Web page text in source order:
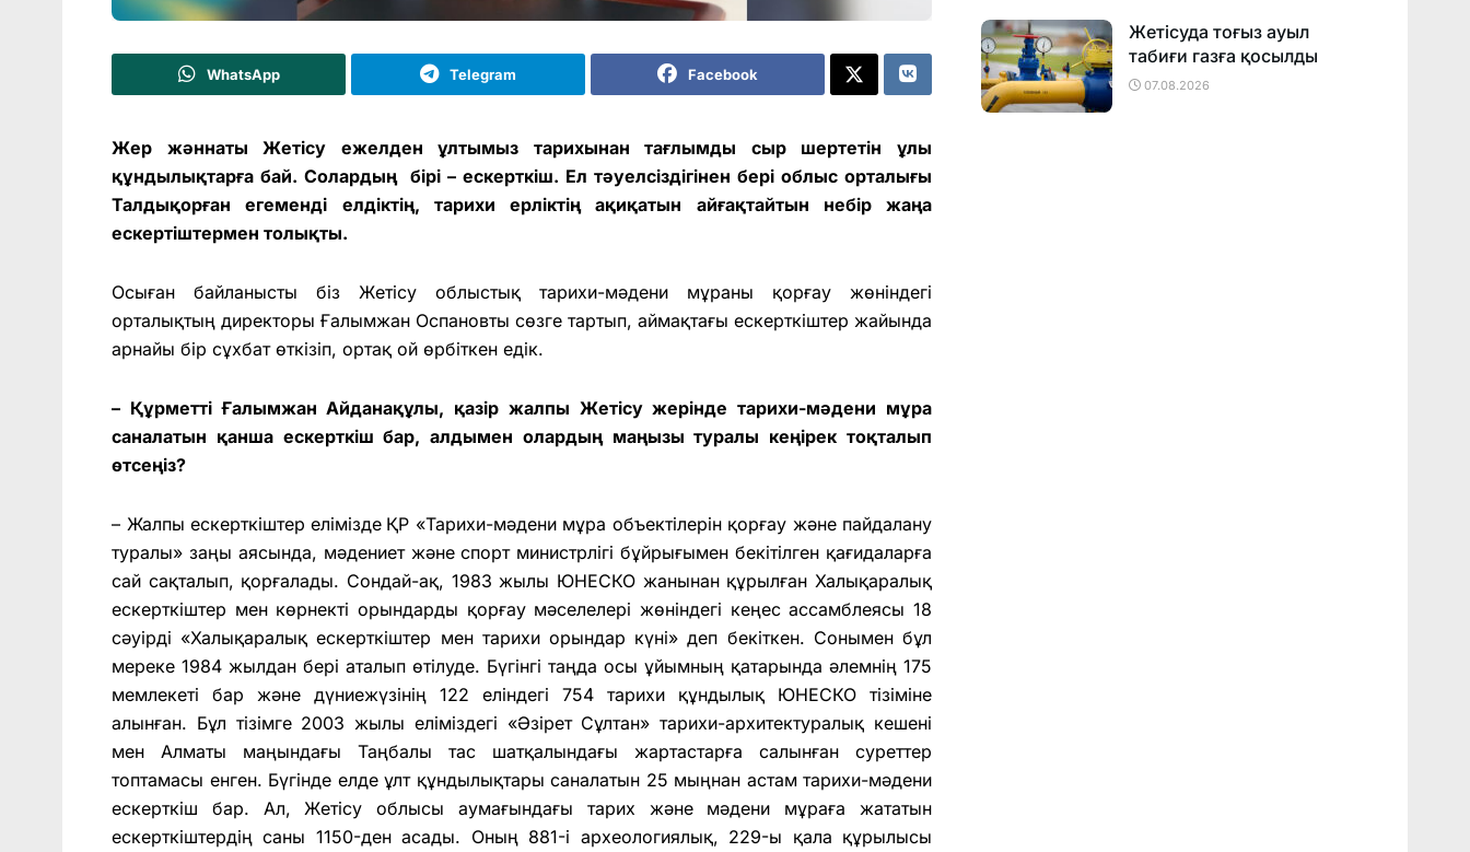
WhatsApp Telegram Facebook
Жер жәннаты Жетісу ежелден ұлтымыз тарихынан тағлымды сыр шертетін ұлы
құндылықтарға бай. Солардың бірі – ескерткіш. Ел тәуелсіздігінен бері облыс орталығы
Талдықорған егеменді елдіктің, тарихи ерліктің ақиқатын айғақтайтын небір жаңа
ескертіштермен толықты.
Осыған байланысты біз Жетісу облыстық тарихи-мәдени мұраны қорғау жөніндегі
орталықтың директоры Ғалымжан Оспановты сөзге тартып, аймақтағы ескерткіштер жайында
арнайы бір сұхбат өткізіп, ортақ ой өрбіткен едік.
– Құрметті Ғалымжан Айданақұлы, қазір жалпы Жетісу жерінде тарихи-мәдени мұра
саналатын қанша ескерткіш бар, алдымен олардың маңызы туралы кеңірек тоқталып
өтсеңіз?
– Жалпы ескерткіштер елімізде ҚР «Тарихи-мәдени мұра объектілерін қорғау және пайдалану
туралы» заңы аясында, мәдениет және спорт министрлігі бұйрығымен бекітілген қағидаларға
сай сақталып, қорғалады. Сондай-ақ, 1983 жылы ЮНЕСКО жанынан құрылған Халықаралық
ескерткіштер мен көрнекті орындарды қорғау мәселелері жөніндегі кеңес ассамблеясы 18
сәуірді «Халықаралық ескерткіштер мен тарихи орындар күні» деп бекіткен. Сонымен бұл
мереке 1984 жылдан бері аталып өтілуде. Бүгінгі таңда осы ұйымның қатарында әлемнің 175
мемлекеті бар және дүниежүзінің 122 еліндегі 754 тарихи құндылық ЮНЕСКО тізіміне
алынған. Бұл тізімге 2003 жылы еліміздегі «Әзірет Сұлтан» тарихи-архитектуралық кешені
мен Алматы маңындағы Таңбалы тас шатқалындағы жартастарға салынған суреттер
топтамасы енген. Бүгінде елде ұлт құндылықтары саналатын 25 мыңнан астам тарихи-мәдени
ескерткіш бар. Ал, Жетісу облысы аумағындағы тарих және мәдени мұраға жататын
ескерткіштердің саны 1150-ден асады. Оның 881-і археологиялық, 229-ы қала құрылысы
Жетісуда тоғыз ауыл
табиғи газға қосылды
07.08.2026